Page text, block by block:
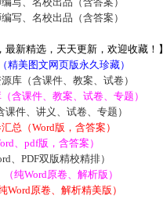
写、名校出品（含答案）
最新精选，天天更新，欢迎收藏！】
精美图文网页版永久珍藏）
库（含课件、教案、试卷）
含课件、教案、试卷、专题）
件、讲义、试卷、专题）
总（Word版，含答案）
、pdf版，含答案）
、PDF双版精校精排）
纯Word原卷、解析版）
Word原卷、解析精美版）